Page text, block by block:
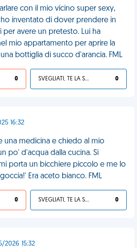
con il mio vicino super sexy,
inventato di dover prendere in
avere un pretesto. Lui ha
mio appartamento per aprire la
bottiglia di succo d'arancia. FML
0 SVEGLIATI, TE LA SEI CERCATA! 0
16:32
una medicina e chiedo al mio
po' d'acqua dalla cucina. Si
porta un bicchiere piccolo e me lo
Era aceto bianco. FML
0 SVEGLIATI, TE LA SEI CERCATA! 0
2026 15:32